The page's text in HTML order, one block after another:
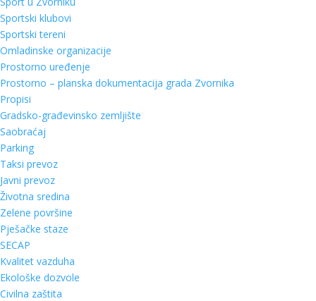
Sportski klubovi
Sportski tereni
Omladinske organizacije
Prostorno uređenje
Prostorno – planska dokumentacija grada Zvornika
Propisi
Gradsko-građevinsko zemljište
Saobraćaj
Parking
Taksi prevoz
Javni prevoz
Životna sredina
Zelene površine
Pješačke staze
SECAP
Kvalitet vazduha
Ekološke dozvole
Civilna zaštita